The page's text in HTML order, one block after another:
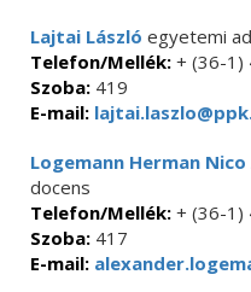
Lajtai László egyetemi
Telefon/Mellék: + (36-1)
Szoba: 419
E-mail:
Logemann Herman
docens
Telefon/Mellék: + (36-1)
Szoba: 417
E-mail: